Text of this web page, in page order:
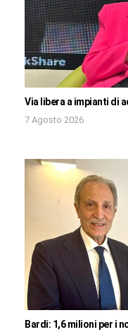
Via libera a impianti di
7 Agosto 2026
Bardi: 1,6 milioni per i